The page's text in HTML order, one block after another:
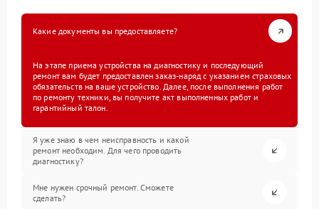
Какие документы вы предоставляете?
На этапе приема устройства на диагностику и последующий
ремонт вам будет предоставлен заказ-наряд с указанием страховых
обязательств на ваше устройство. Далее, после выполнения работ
по ремонту техники, вы получите акт выполненных работ и
гарантийный талон.
Я уже знаю в чем неисправность и какой
ремонт необходим. Для чего проводить
диагностику?
Мне нужен срочный ремонт. Сможете
сделать?